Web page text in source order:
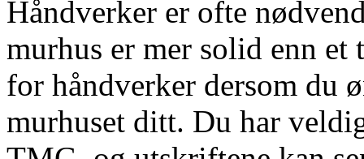
Håndverker er ofte
murhus er mer solid enn et
for håndverker dersom du
murhuset ditt. Du har